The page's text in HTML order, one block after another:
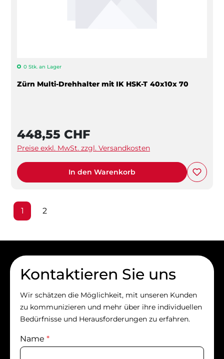
0 Stk. an Lager
Zürn Multi-Drehhalter mit IK HSK-T 40x10x 70
448,55 CHF
Preise exkl. MwSt. zzgl. Versandkosten
In den Warenkorb
Seite
1 Seite
2
Kontaktieren Sie uns
Wir schätzen die Möglichkeit, mit unseren Kunden
zu kommunizieren und mehr über ihre individuellen
Bedürfnisse und Herausforderungen zu erfahren.
Name *